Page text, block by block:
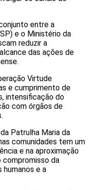
entre a
e o Ministério da
reduzir a
das ações de
Virtude
e cumprimento de
intensificação do
com órgãos de
Patrulha Maria da
comunidades tem um
e na aproximação
compromisso da
e a